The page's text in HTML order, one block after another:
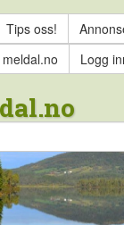
Tips oss!
Logg